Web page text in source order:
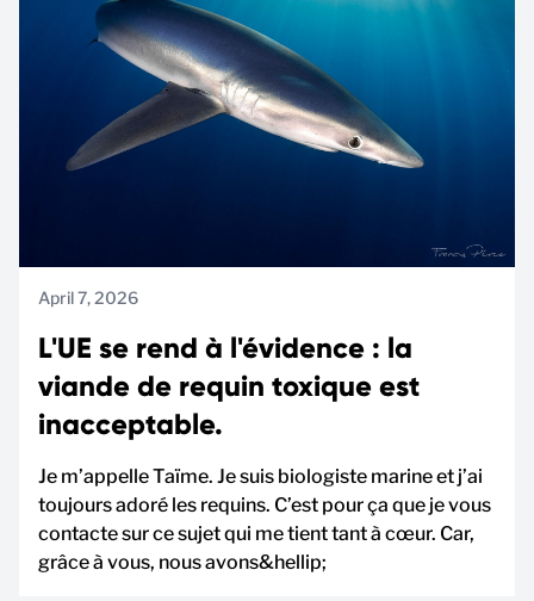
April 7, 2026
L'UE se rend à l'évidence : la
viande de requin toxique est
inacceptable.
Je m’appelle Taïme. Je suis biologiste marine et j’ai
toujours adoré les requins. C’est pour ça que je vous
contacte sur ce sujet qui me tient tant à cœur. Car,
grâce à vous, nous avons&hellip;